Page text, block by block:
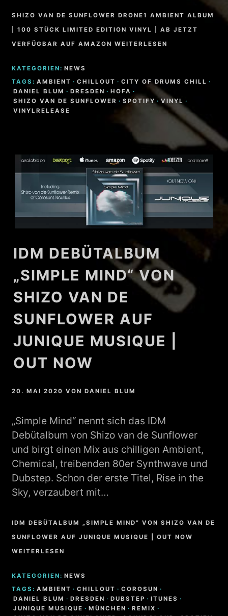
SHIZO VAN DE SUNFLOWER DRONE1 AMBIENT ALBUM
| 100 STÜCK LIMITED EDITION VINYL | AB JETZT
VERFÜGBAR AUF AMAZON WEITERLESEN
KATEGORIEN: NEWS
TAGS: AMBIENT · CHILLOUT · CITY OF DRUMS CHILL ·
DANIEL BLUM · DRESDEN · HOFA ·
SHIZO VAN DE SUNFLOWER · SPOTIFY · VINYL ·
VINYLRELEASE
IDM DEBÜTALBUM
„SIMPLE MIND“ VON
SHIZO VAN DE
SUNFLOWER AUF
JUNIQUE MUSIQUE |
OUT NOW
20. MAI 2020 VONDANIEL BLUM
„Simple Mind“ nennt sich das IDM
Debütalbum von Shizo van de Sunflower
und birgt einen Mix aus chilligen Ambient,
Chemical, treibenden 80er Synthwave und
Dubstep. Schon der erste Titel, Rise in the
Sky, verzaubert mit…
IDM DEBÜTALBUM „SIMPLE MIND“ VON SHIZO VAN DE
SUNFLOWER AUF JUNIQUE MUSIQUE | OUT NOW
WEITERLESEN
KATEGORIEN: NEWS
TAGS: AMBIENT · CHILLOUT · COROSUN ·
DANIEL BLUM · DRESDEN · DUBSTEP · ITUNES ·
JUNIQUE MUSIQUE · MÜNCHEN · REMIX ·